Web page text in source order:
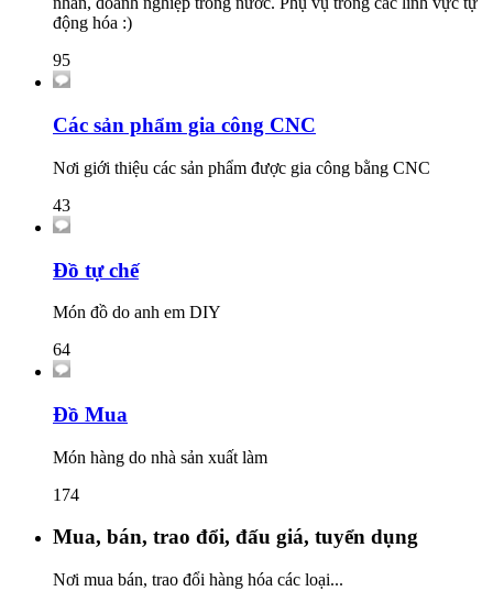
động hóa :)
95
Các sản phẩm gia công CNC
Nơi giới thiệu các sản phẩm được gia công bằng CNC
43
Đồ tự chế
Món đồ do anh em DIY
64
Đồ Mua
Món hàng do nhà sản xuất làm
174
Mua, bán, trao đổi, đấu giá, tuyển dụng
Nơi mua bán, trao đổi hàng hóa các loại...